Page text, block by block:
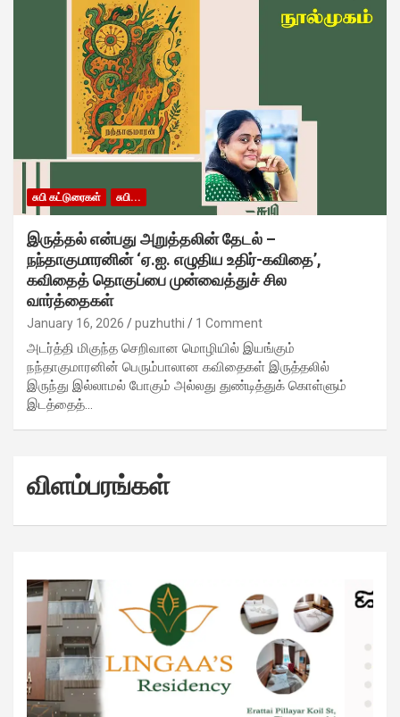
சுபி கட்டுரைகள் சுபி...
இருத்தல் என்பது அறுத்தலின் தேடல் –
நந்தாகுமாரனின் ‘ஏ.ஐ. எழுதிய உதிர்-கவிதை’,
கவிதைத் தொகுப்பை முன்வைத்துச் சில
வார்த்தைகள்
January 16, 2026 puzhuthi 1 Comment
அடர்த்தி மிகுந்த செறிவான மொழியில் இயங்கும்
நந்தாகுமாரனின் பெரும்பாலான கவிதைகள் இருத்தலில்
இருந்து இல்லாமல் போகும் அல்லது துண்டித்துக் கொள்ளும்
இடத்தைத்…
விளம்பரங்கள்